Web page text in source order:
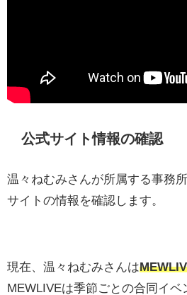
公式サイト情報の確認
温々ねむみさんが所属する事務
サイトの情報を確認します。
現在、温々ねむみさんは
MEWLIVEは季節ごとの合同イベ